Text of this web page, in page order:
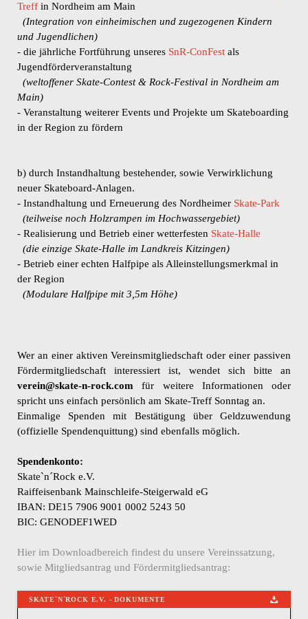
Treffin Nordheim am Main
(Integration von einheimischen und zugezogenen Kindern
und Jugendlichen)
- die jährliche Fortführung unseres SnR-ConFestals
Jugendförderveranstaltung
(weltoffener Skate-Contest & Rock-Festival in Nordheim am
Main)
- Veranstaltung weiterer Events und Projekte um Skateboarding
in der Region zu fördern
b) durch Instandhaltung bestehender, sowie Verwirklichung
neuer Skateboard-Anlagen.
- Instandhaltung und Erneuerung des Nordheimer Skate-Park
(teilweise noch Holzrampen im Hochwassergebiet)
- Realisierung und Betrieb einer wetterfesten Skate-Halle
(die einzige Skate-Halle im Landkreis Kitzingen)
- Betrieb einer echten Halfpipe als Alleinstellungsmerkmal in
der Region
(Modulare Halfpipe mit 3,5m Höhe)
Wer an einer aktiven Vereinsmitgliedschaft oder einer passiven
Fördermitgliedschaft interessiert ist, wendet sich bitte an
verein@skate-n-rock.comfür weitere Informationen oder
spricht uns einfach persönlich am Skate-Treff Sonntag an.
Einmalige Spenden mit Bestätigung über Geldzuwendung
(offizielle Spendenquittung) sind ebenfalls möglich.
Spendenkonto:
Skate`n´Rock e.V.
Raiffeisenbank Mainschleife-Steigerwald eG
IBAN: DE15 7906 9001 0002 5243 50
BIC: GENODEF1WED
Hier im Downloadbereich findest du unsere Vereinssatzung,
sowie Mitgliedsantrag und Fördermitgliedsantrag:
SKATE`N´ROCK E.V. - DOKUMENTE